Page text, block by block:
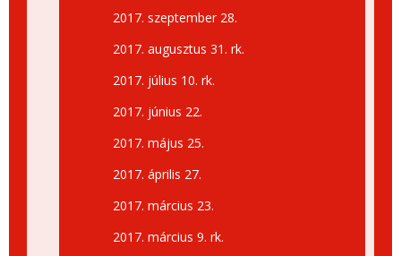
2017. szeptember 28.
2017. augusztus 31. rk.
2017. július 10. rk.
2017. június 22.
2017. május 25.
2017. április 27.
2017. március 23.
2017. március 9. rk.